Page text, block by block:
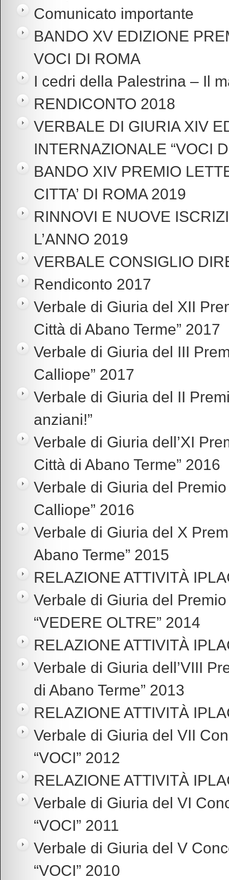
Comunicato importante
BANDO XV EDIZIONE
VOCI DI ROMA
I cedri della Palestrina – Il
RENDICONTO 2018
VERBALE DI GIURIA XIV
INTERNAZIONALE “VOCI
BANDO XIV PREMIO
CITTA’ DI ROMA 2019
RINNOVI E NUOVE
L’ANNO 2019
VERBALE CONSIGLIO
Rendiconto 2017
Verbale di Giuria del XII
Città di Abano Terme” 2017
Verbale di Giuria del III
Calliope” 2017
Verbale di Giuria del II
anziani!”
Verbale di Giuria dell’XI
Città di Abano Terme” 2016
Verbale di Giuria del
Calliope” 2016
Verbale di Giuria del X
Abano Terme” 2015
RELAZIONE ATTIVITÀ
Verbale di Giuria del
“VEDERE OLTRE” 2014
RELAZIONE ATTIVITÀ
Verbale di Giuria dell’VIII
di Abano Terme” 2013
RELAZIONE ATTIVITÀ
Verbale di Giuria del VII
“VOCI” 2012
RELAZIONE ATTIVITÀ
Verbale di Giuria del VI
“VOCI” 2011
Verbale di Giuria del V
“VOCI” 2010